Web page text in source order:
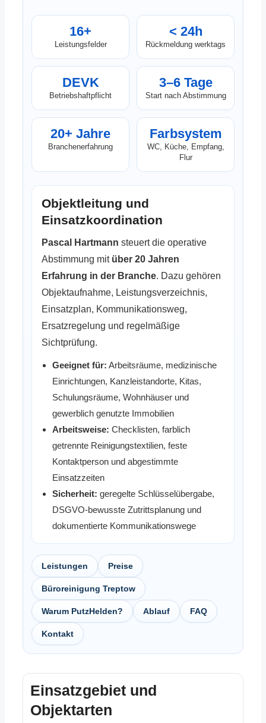
16+
Leistungsfelder
< 24h
Rückmeldung werktags
DEVK
Betriebshaftpflicht
3–6 Tage
Start nach Abstimmung
20+ Jahre
Branchenerfahrung
Farbsystem
WC, Küche, Empfang,
Flur
Objektleitung und
Einsatzkoordination
Pascal Hartmann steuert die operative
Abstimmung mit über 20 Jahren
Erfahrung in der Branche. Dazu gehören
Objektaufnahme, Leistungsverzeichnis,
Einsatzplan, Kommunikationsweg,
Ersatzregelung und regelmäßige
Sichtprüfung.
Geeignet für: Arbeitsräume, medizinische
Einrichtungen, Kanzleistandorte, Kitas,
Schulungsräume, Wohnhäuser und
gewerblich genutzte Immobilien
Arbeitsweise: Checklisten, farblich
getrennte Reinigungstextilien, feste
Kontaktperson und abgestimmte
Einsatzzeiten
Sicherheit: geregelte Schlüsselübergabe,
DSGVO-bewusste Zutrittsplanung und
dokumentierte Kommunikationswege
Leistungen Preise
Büroreinigung Treptow
Warum PutzHelden? Ablauf FAQ
Kontakt
Einsatzgebiet und
Objektarten